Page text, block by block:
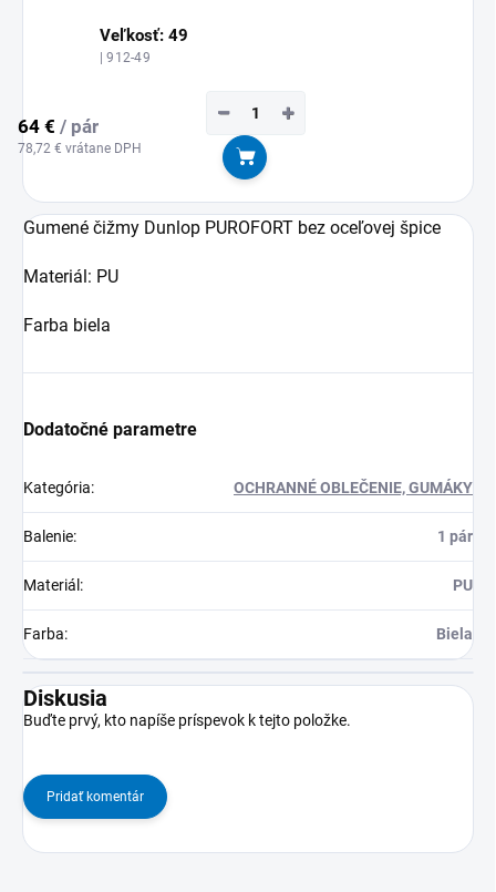
Veľkosť: 49
| 912-49
64 € / pár
78,72 € vrátane DPH
+
−
Do košíka
Gumené čižmy Dunlop PUROFORT bez oceľovej špice
Materiál: PU
Farba biela
Dodatočné parametre
Kategória: OCHRANNÉ OBLEČENIE, GUMÁKY
Balenie: 1 pár
Materiál : PU
Farba: Biela
Diskusia
Buďte prvý, kto napíše príspevok k tejto položke.
Pridať komentár